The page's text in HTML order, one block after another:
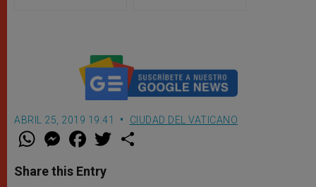
ABRIL 25, 2019 19:41 CIUDAD DEL VATICANO
W
t
s
M
e
s
e
F
a
e
b
w
Share this Entry